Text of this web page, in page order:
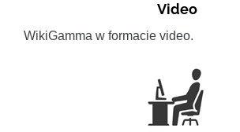
Video
WikiGamma w formacie video.